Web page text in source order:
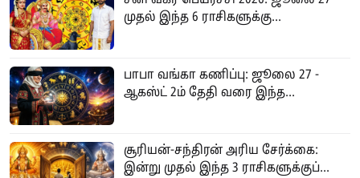
முதல் இந்த 6 ராசிகளுக்கு...
பாபா வங்கா கணிப்பு: ஜூலை 27 -
ஆகஸ்ட் 2ம் தேதி வரை இந்த...
சூரியன்-சந்திரன் அரிய சேர்க்கை:
இன்று முதல் இந்த 3 ராசிகளுக்குப்...